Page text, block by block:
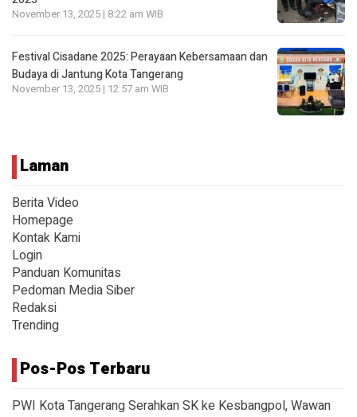
November 13, 2025 | 8:22 am WIB
Festival Cisadane 2025: Perayaan Kebersamaan dan
Budaya di Jantung Kota Tangerang
November 13, 2025 | 12:57 am WIB
Laman
Berita Video
Homepage
Kontak Kami
Login
Panduan Komunitas
Pedoman Media Siber
Redaksi
Trending
Pos-Pos Terbaru
PWI Kota Tangerang Serahkan SK ke Kesbangpol, Wawan